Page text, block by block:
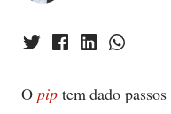
O piptem dado